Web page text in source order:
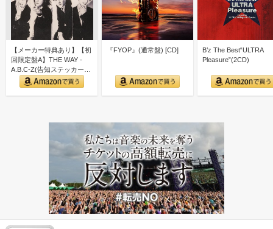
【メーカー特典あり】【初
回限定盤A】THE WAY -
A.B.C-Z(告知ステッカー
ver.A付)
『FYOP』(通常盤) [CD]
B’z The Best“ULTRA
Pleasure”(2CD)